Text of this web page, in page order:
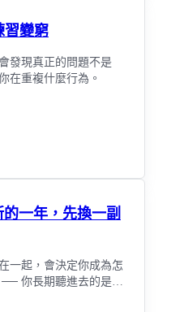
習變窮
發現真正的問題不是
在重複什麼行為。
一年，先換一副
一起，會決定你成為怎
你長期聽進去的是什